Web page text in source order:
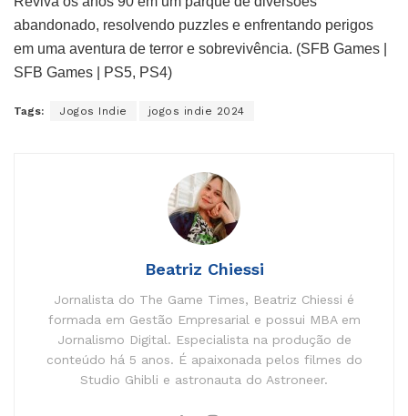
abandonado, resolvendo puzzles e enfrentando perigos
em uma aventura de terror e sobrevivência. (SFB Games |
SFB Games | PS5, PS4)
Tags: Jogos Indie jogos indie 2024
Beatriz Chiessi
Jornalista do The Game Times, Beatriz Chiessi é
formada em Gestão Empresarial e possui MBA em
Jornalismo Digital. Especialista na produção de
conteúdo há 5 anos. É apaixonada pelos filmes do
Studio Ghibli e astronauta do Astroneer.